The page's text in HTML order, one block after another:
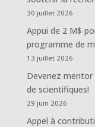
30 juillet 2026
Appui de 2 M$
programme de
13 juillet 2026
Devenez
de scientifiques!
29 juin 2026
Appel à